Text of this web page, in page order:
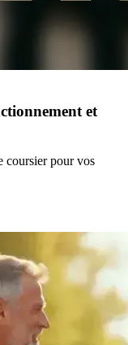
et
coursier pour vos